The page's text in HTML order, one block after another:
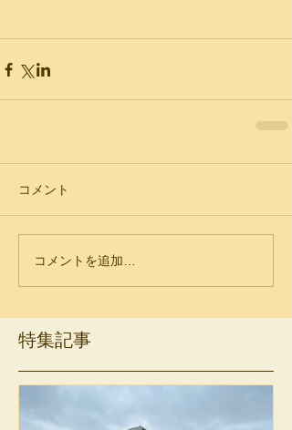
コメント
コメントを追加…
特集記事